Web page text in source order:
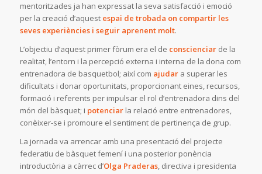
mentoritzades ja han expressat la seva satisfacció i emoció
per la creació d’aquest espai de trobada on compartir les
seves experiències i seguir aprenent molt.
L’objectiu d’aquest primer fòrum era el de conscienciarde la
realitat, l’entorn i la percepció externa i interna de la dona com
entrenadora de basquetbol; així com ajudara superar les
dificultats i donar oportunitats, proporcionant eines, recursos,
formació i referents per impulsar el rol d’entrenadora dins del
món del bàsquet; i potenciarla relació entre entrenadores,
conèixer-se i promoure el sentiment de pertinença de grup.
La jornada va arrencar amb una presentació del projecte
federatiu de bàsquet femení i una posterior ponència
introductòria a càrrec d’Olga Praderas, directiva i presidenta